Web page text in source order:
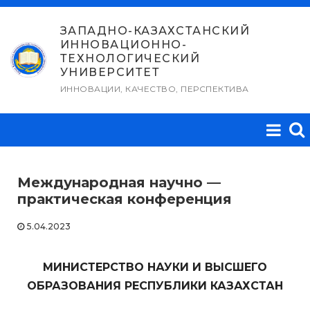
Перейти
содержимому
ЗАПАДНО-КАЗАХСТАНСКИЙ
ИННОВАЦИОННО-
ТЕХНОЛОГИЧЕСКИЙ
УНИВЕРСИТЕТ
ИННОВАЦИИ, КАЧЕСТВО, ПЕРСПЕКТИВА
Международная научно —
практическая конференция
5.04.2023
МИНИСТЕРСТВО НАУКИ И ВЫСШЕГО
ОБРАЗОВАНИЯ РЕСПУБЛИКИ КАЗАХСТАН